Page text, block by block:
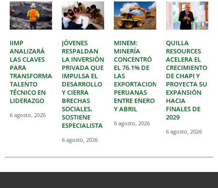
IIMP
ANALIZARÁ
LAS CLAVES
PARA
TRANSFORMAR
TALENTO
TÉCNICO EN
LIDERAZGO
6 agosto, 2026
JÓVENES
RESPALDAN
LA INVERSIÓN
PRIVADA QUE
IMPULSA EL
DESARROLLO
Y CIERRA
BRECHAS
SOCIALES,
SOSTIENE
ESPECIALISTA
6 agosto, 2026
MINEM:
MINERÍA
CONCENTRÓ
EL 76.1% DE
LAS
EXPORTACIONES
PERUANAS
ENTRE ENERO
Y ABRIL
6 agosto, 2026
QUILLA
RESOURCES
ACELERA EL
CRECIMIENTO
DE CHAPI Y
PROYECTA SU
EXPANSIÓN
HACIA
FINALES DE
2029
6 agosto, 2026